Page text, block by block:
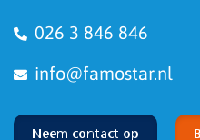
026 3 846 846
info@famostar.nl
Neem contact op